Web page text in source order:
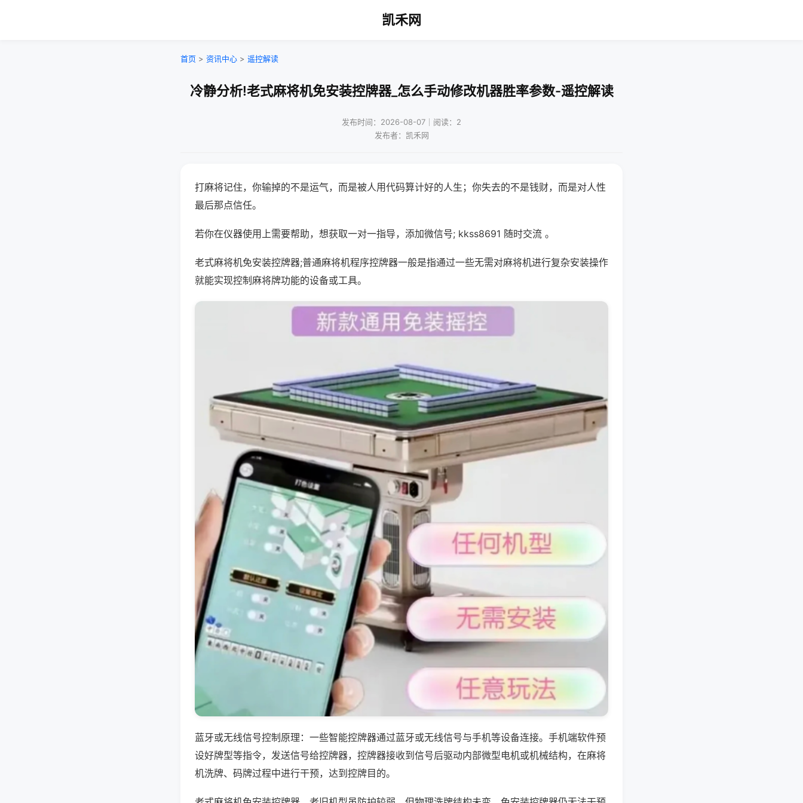
凯禾网
首页 > 资讯中心 > 遥控解读
冷静分析!老式麻将机免安装控牌器_怎么手动修改机器胜率参数-遥控解读
发布时间：2026-08-07｜阅读：2
发布者：凯禾网
打麻将记住，你输掉的不是运气，而是被人用代码算计好的人生；你失去的不是钱财，而是对人性
最后那点信任。
若你在仪器使用上需要帮助，想获取一对一指导，添加微信号; kkss8691 随时交流 。
老式麻将机免安装控牌器;普通麻将机程序控牌器一般是指通过一些无需对麻将机进行复杂安装操作
就能实现控制麻将牌功能的设备或工具。
蓝牙或无线信号控制原理：一些智能控牌器通过蓝牙或无线信号与手机等设备连接。手机端软件预
设好牌型等指令，发送信号给控牌器，控牌器接收到信号后驱动内部微型电机或机械结构，在麻将
机洗牌、码牌过程中进行干预，达到控牌目的。